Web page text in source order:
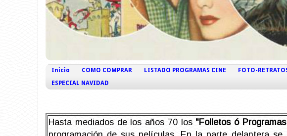
Inicio COMO COMPRAR LISTADO PROGRAMAS CINE FOTO-
ESPECIAL NAVIDAD
Hasta mediados de los años 70 los "Folletos ó